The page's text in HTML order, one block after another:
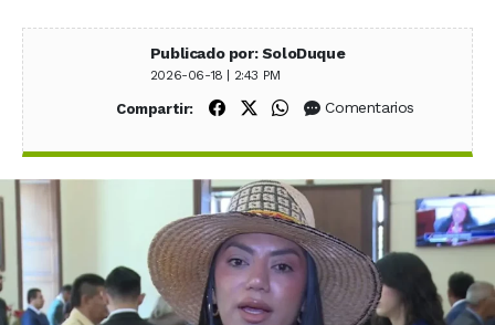
Publicado por: SoloDuque
2026-06-18 | 2:43 PM
Compartir: Compartir en Facebook
Compartir en X (Twitter)
Compartir en WhatsApp
Comentarios